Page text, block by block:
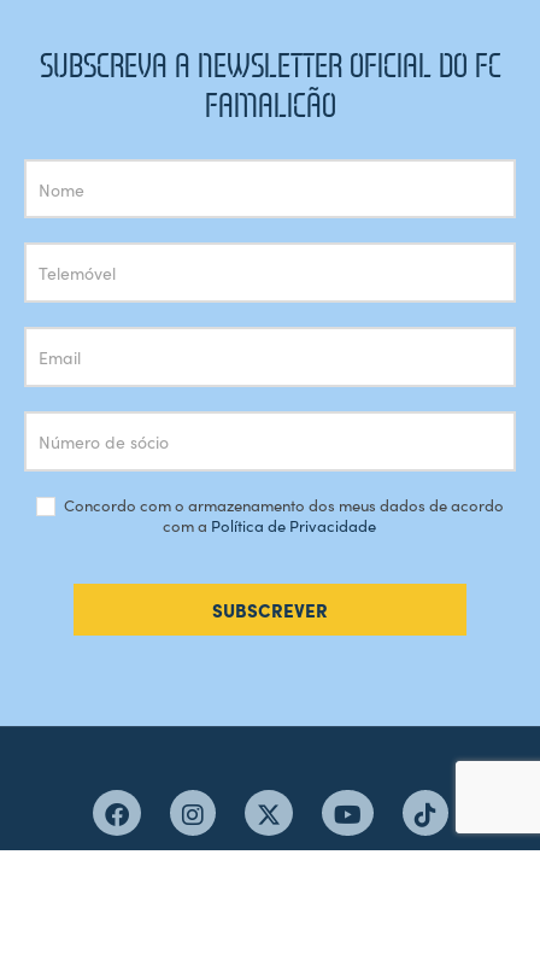
SUBSCREVA A NEWSLETTER OFICIAL DO FC
FAMALICÃO
Subscrição
Newsletter
Concordo com o armazenamento dos meus dados de acordo
com a Política de Privacidade
SUBSCREVER